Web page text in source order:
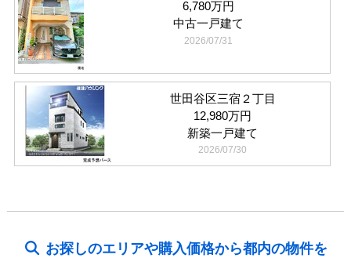
6,780万円
中古一戸建て
2026/07/31
世田谷区三宿２丁目
12,980万円
新築一戸建て
2026/07/30
お探しのエリアや購入価格から都内の物件を